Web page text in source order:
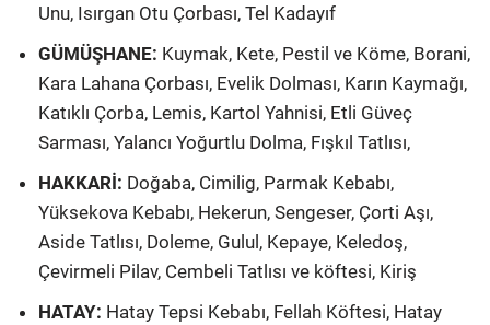
Unu, Isırgan Otu Çorbası, Tel Kadayıf
GÜMÜŞHANE: Kuymak, Kete, Pestil ve Köme, Borani,
Kara Lahana Çorbası, Evelik Dolması, Karın Kaymağı,
Katıklı Çorba, Lemis, Kartol Yahnisi, Etli Güveç
Sarması, Yalancı Yoğurtlu Dolma, Fışkıl Tatlısı,
HAKKARİ: Doğaba, Cimilig, Parmak Kebabı,
Yüksekova Kebabı, Hekerun, Sengeser, Çorti Aşı,
Aside Tatlısı, Doleme, Gulul, Kepaye, Keledoş,
Çevirmeli Pilav, Cembeli Tatlısı ve köftesi, Kiriş
HATAY: Hatay Tepsi Kebabı, Fellah Köftesi, Hatay